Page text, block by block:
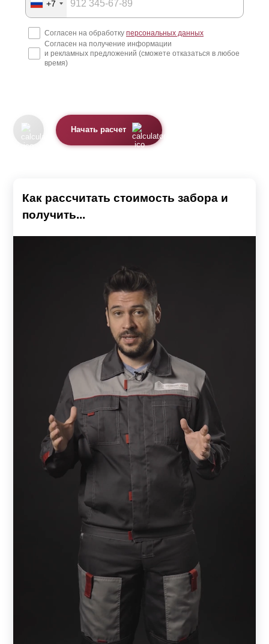
+7
Согласен на обработку персональных данных
Согласен на получение информации
и рекламных предложений (сможете отказаться в любое
время)
Начать расчет
Как рассчитать стоимость забора и
получить...